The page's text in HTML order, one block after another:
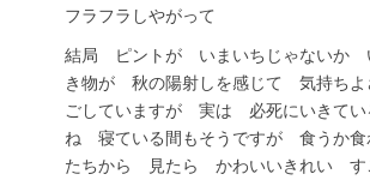
フラフラしやがって
結局 ピントが いまいちじゃないか
き物が 秋の陽射しを感じて 気持ち
ごしていますが 実は 必死にいきてい
ね 寝ている間もそうですが 食うか
たちから 見たら かわいいきれい す